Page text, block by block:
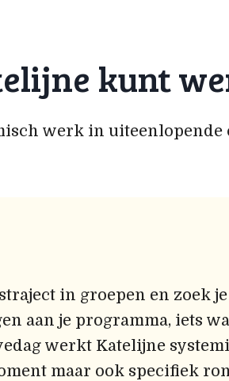
kunt
werk in uiteenlopende
in groepen en zoek
aan je programma, iets
werkt Katelijne
maar ook specifiek